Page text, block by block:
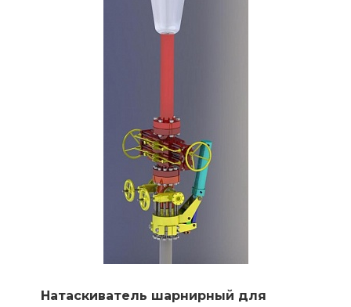
Натаскиватель шарнирный для